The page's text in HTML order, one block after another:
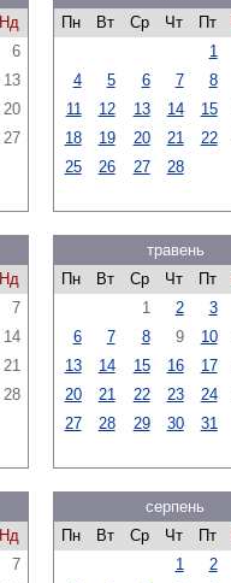
Нд
6
13
20
27
Пн
Вт Ср Чт Пт
1
4
5 6 7 8
11
12 13 14 15
18
19 20 21 22
25
26 27 28
Нд
7
14
21
28
травень
Пн
Вт Ср Чт Пт
1
2 3
6
7 8 9 10
13
14 15 16 17
20
21 22 23 24
27
28 29 30 31
Нд
7
серпень
Пн
Вт Ср Чт Пт
1
2